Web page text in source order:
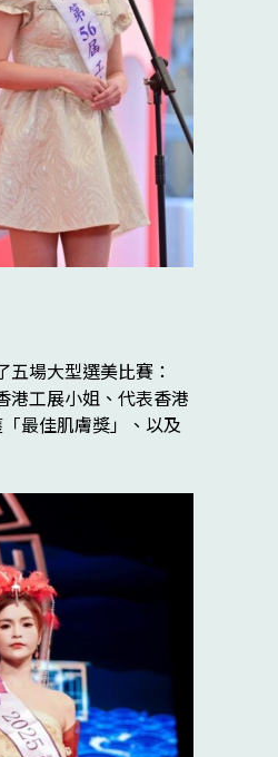
場大型選美比賽：
港工展小姐、代表香港
最佳肌膚獎」、以及